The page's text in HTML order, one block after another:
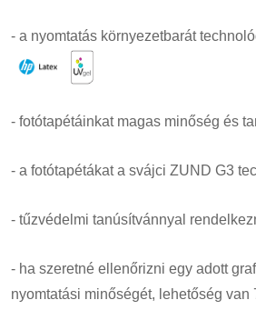
- a nyomtatás környezetbarát
- fotótapétáinkat magas minőség és
- a fotótapétákat a svájci ZUND G3
- tűzvédelmi tanúsítvánnyal
- ha szeretné ellenőrizni egy adott
nyomtatási minőségét, lehetőség van